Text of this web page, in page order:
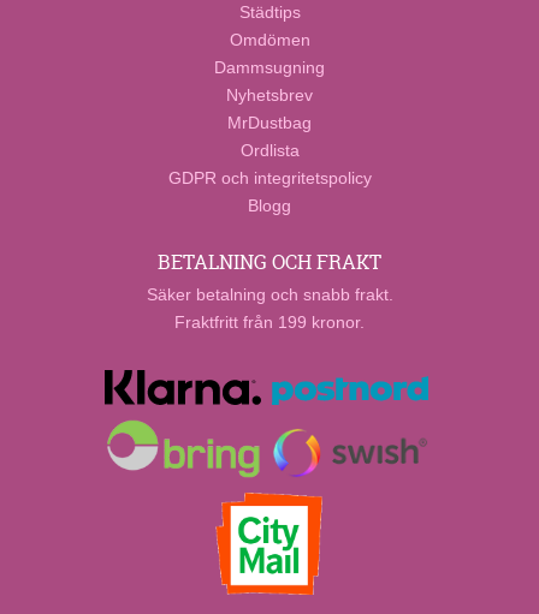
Städtips
Omdömen
Dammsugning
Nyhetsbrev
MrDustbag
Ordlista
GDPR och integritetspolicy
Blogg
BETALNING OCH FRAKT
Säker betalning och snabb frakt.
Fraktfritt från 199 kronor.